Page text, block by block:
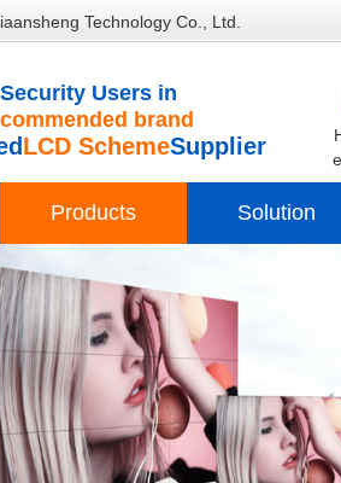
Technology Co., Ltd.
Users in
brand
LCD SchemeSupplier
Products Solution